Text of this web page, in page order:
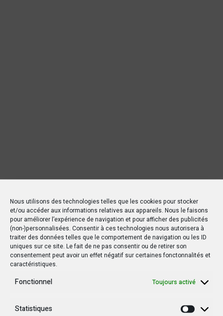
Nous utilisons des technologies telles que les cookies pour stocker
et/ou accéder aux informations relatives aux appareils. Nous le faisons
pour améliorer l’expérience de navigation et pour afficher des publicités
(non-)personnalisées. Consentir à ces technologies nous autorisera à
traiter des données telles que le comportement de navigation ou les ID
uniques sur ce site. Le fait de ne pas consentir ou de retirer son
consentement peut avoir un effet négatif sur certaines fonctonnalités et
caractéristiques.
Fonctionnel Toujours activé
Statistiques
Nouvelles Récentes
30 janvier 2025